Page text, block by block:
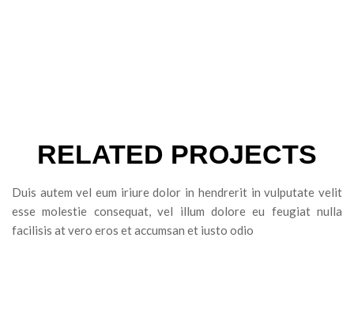
RELATED PROJECTS
Duis autem vel eum iriure dolor in hendrerit in vulputate velit
esse molestie consequat, vel illum dolore eu feugiat nulla
facilisis at vero eros et accumsan et iusto odio